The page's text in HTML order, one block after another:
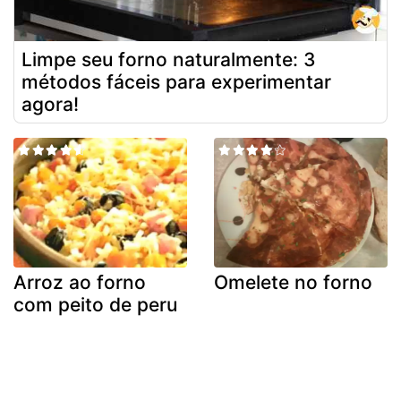
Limpe seu forno naturalmente: 3
métodos fáceis para experimentar
agora!
Arroz ao forno
com peito de peru
Omelete no forno